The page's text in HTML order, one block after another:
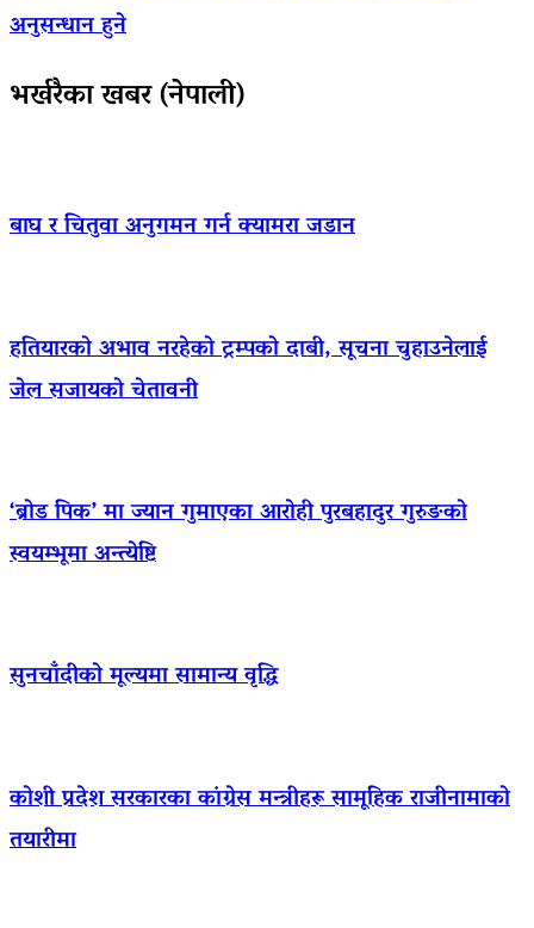
अनुसन्धान हुने
भर्खरैका खबर (नेपाली)
बाघ र चितुवा अनुगमन गर्न क्यामरा जडान
हतियारको अभाव नरहेको ट्रम्पको दाबी, सूचना चुहाउनेलाई
जेल सजायको चेतावनी
‘ब्रोड पिक’ मा ज्यान गुमाएका आराेही पुरबहादुर गुरुङको
स्वयम्भूमा अन्त्येष्टि
सुनचाँदीको मूल्यमा सामान्य वृद्धि
कोशी प्रदेश सरकारका कांग्रेस मन्त्रीहरू सामूहिक राजीनामाको
तयारीमा